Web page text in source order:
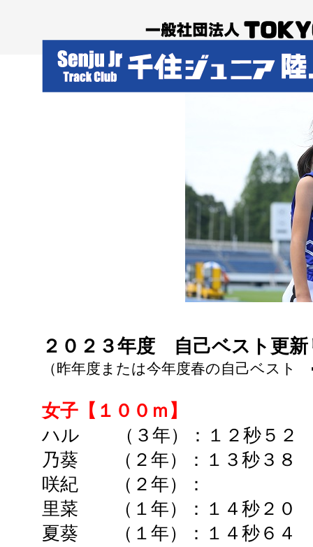
２０２３年度 自己ベスト更
（昨年度または今年度春の自己ベス
女子【１００ｍ】
ハル （３年）：１２ 秒５２
乃葵 （２年）：
１３秒３
咲紀 （２年）： ➡
里菜 （１年）：１４秒２
夏葵 （１年）：１４秒６